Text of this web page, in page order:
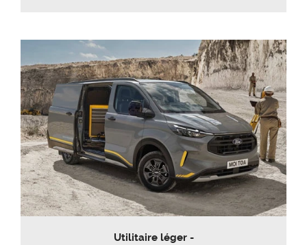
Utilitaire léger -